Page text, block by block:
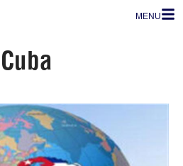
MENU